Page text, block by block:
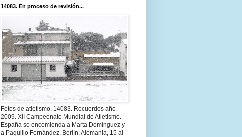
14083. En proceso de revisión...
Fotos de atletismo. 14083. Recuerdos año
2009. XII Campeonato Mundial de Atletismo.
España se encomienda a Marta Domínguez y
a Paquillo Fernández. Berlín, Alemania, 15 al